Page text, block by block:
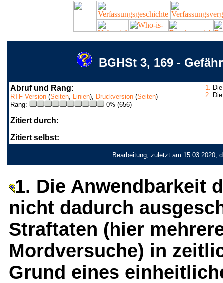
BGHSt 3, 169 -
Abruf und Rang:
RTF-Version (Seiten, Linien), Druckversion (Seiten)
Rang:
0% (656)
Zitiert durch:
Zitiert selbst:
1.
2.
Bearbeitung, zuletzt am 15.03.2020,
1. Die Anwendbarkeit
nicht dadurch
Straftaten (hier
Mordversuche) in
Grund eines